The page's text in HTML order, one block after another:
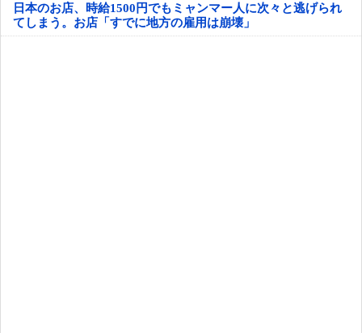
日本のお店、時給1500円でもミャンマー人に次々と逃げられ
てしまう。お店「すでに地方の雇用は崩壊」